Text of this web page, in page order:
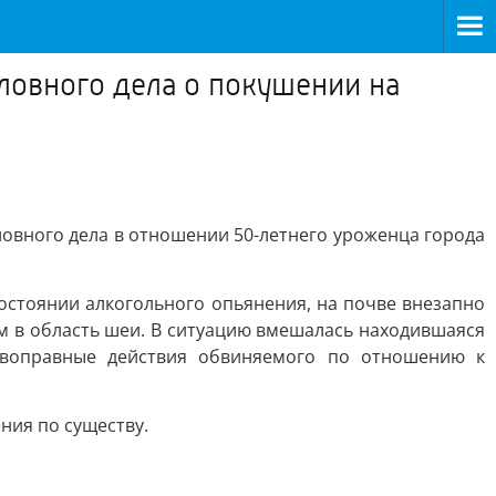
дела о покушении на
дела в отношении 50-летнего уроженца города
алкогольного опьянения, на почве внезапно
область шеи. В ситуацию вмешалась находившаяся
действия обвиняемого по отношению к
по существу.